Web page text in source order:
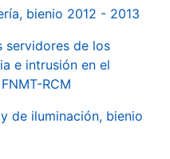
bienio 2012 - 2013
servidores de los
e intrusión en el
RCM
de iluminación, bienio